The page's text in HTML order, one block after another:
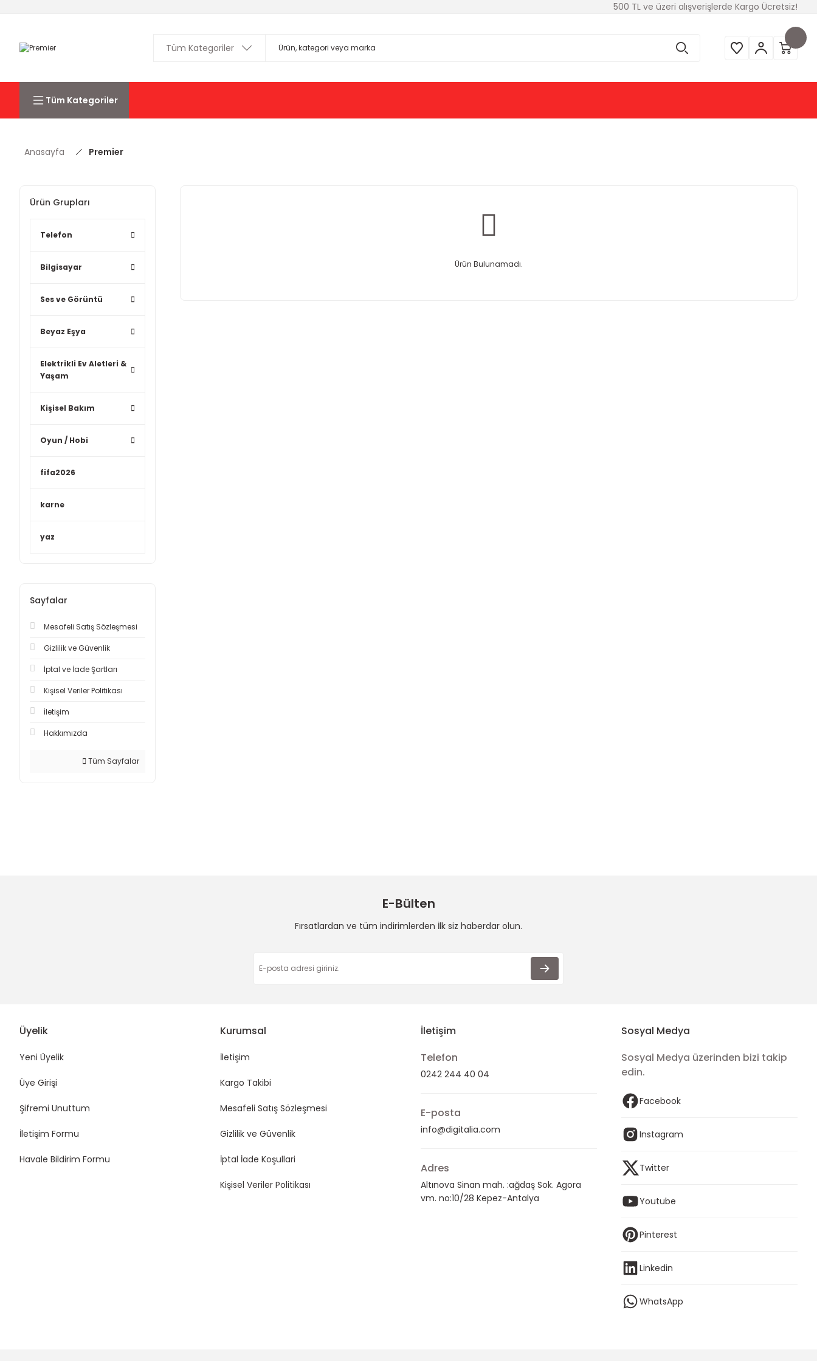
500 TL ve üzeri alışverişlerde Kargo Ücretsiz!
Tüm Kategoriler
Anasayfa Premier
Ürün Grupları
Telefon
Bilgisayar
Ses ve Görüntü
Beyaz Eşya
Elektrikli Ev Aletleri &
Yaşam
Kişisel Bakım
Oyun / Hobi
fifa2026
karne
yaz
Sayfalar
Mesafeli Satış Sözleşmesi
Gizlilik ve Güvenlik
İptal ve İade Şartları
Kişisel Veriler Politikası
İletişim
Hakkımızda
Tüm Sayfalar
Ürün Bulunamadı.
E-Bülten
Fırsatlardan ve tüm indirimlerden İlk siz haberdar olun.
Üyelik
Yeni Üyelik
Üye Girişi
Şifremi Unuttum
İletişim Formu
Havale Bildirim Formu
Kurumsal
İletişim
Kargo Takibi
Mesafeli Satış Sözleşmesi
Gizlilik ve Güvenlik
İptal İade Koşullari
Kişisel Veriler Politikası
İletişim
Telefon
0242 244 40 04
E-posta
info@digitalia.com
Adres
Altınova Sinan mah. :ağdaş Sok. Agora
vm. no:10/28 Kepez-Antalya
Sosyal Medya
Sosyal Medya üzerinden bizi takip
edin.
Facebook
Instagram
Twitter
Youtube
Pinterest
Linkedin
WhatsApp